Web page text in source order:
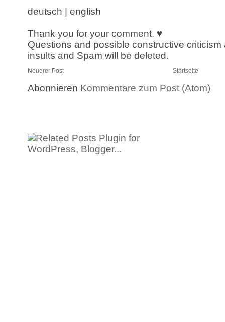
deutsch | english
Thank you for your comment. ♥
Questions and possible constructive criticism
insults and Spam will be deleted.
Neuerer Post Startseite
Abonnieren Kommentare zum Post (Atom)